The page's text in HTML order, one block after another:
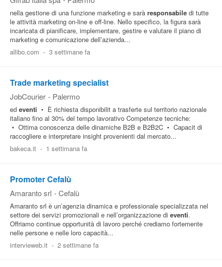
nella gestione di una funzione marketing e sarà responsabile di tutte
le attività marketing on-line e off-line. Nello specifico, la figura sarà
incaricata di pianificare, implementare, gestire e valutare il piano di
marketing e comunicazione dell’azienda...
allibo.com - 3 settimane fa
Trade marketing specialist
JobCourier - Palermo
ed eventi • È richiesta disponibilit a trasferte sul territorio nazionale
italiano fino al 30% del tempo lavorativo Competenze tecniche:
• Ottima conoscenza delle dinamiche B2B e B2B2C • Capacit di
raccogliere e interpretare insight provenienti dal mercato...
bakeca.it - 1 settimana fa
Promoter Cefalù
Amaranto srl - Cefalù
Amaranto srl è un’agenzia dinamica e professionale specializzata nel
settore dei servizi promozionali e nell’organizzazione di eventi.
Offriamo continue opportunità di lavoro perché crediamo fortemente
nelle persone e nelle loro capacità...
intervieweb.it - 2 settimane fa